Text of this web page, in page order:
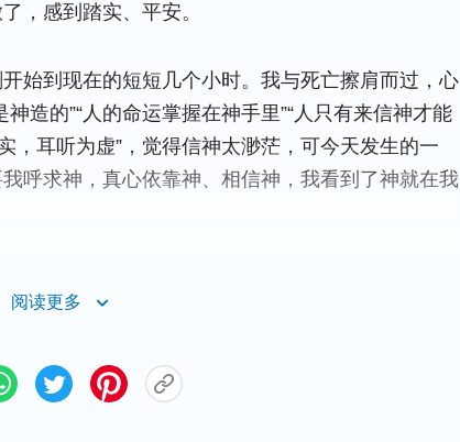
，感到踏实、平安。
始到现在的短短几个小时。我与死亡擦肩而过，心
造的”“人的命运掌握在神手里”“人只有来信神才能
，耳听为虚”，觉得信神太渺茫，可今天发生的一
呼求神，真心依靠神、相信神，我看到了神就在我
并没有在意，我觉得自己已经过了危险期了。可没
，也为我担忧。丈夫告诉医生后，医生给我开了一
阅读更多